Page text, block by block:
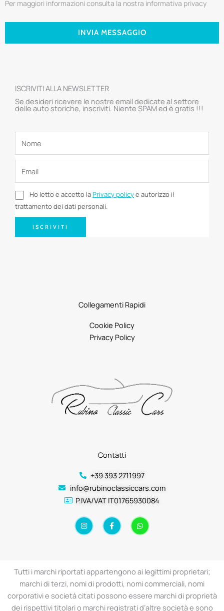
Per maggiori informazioni consulta la nostra informativa privacy
INVIA MESSAGGIO
ISCRIVITI ALLA NEWSLETTER
Se desideri ricevere le nostre email dedicate al settore
delle auto storiche, inscriviti. Niente SPAM ed è gratis !!!
Ho letto e accetto laPrivacy policye autorizzo il
trattamento dei dati personali.
ISCRIVITI
Contatti
+39 393 2711997
info@rubinoclassiccars.com
P.IVA/VAT IT01765930084
I
n
s
a
m
F
a
c
k
-
f
W
h
a
p
Collegamenti Rapidi
Cookie Policy
Privacy Policy
Tutti i marchi riportati appartengono ai legittimi proprietari;
marchi di terzi, nomi di prodotti, nomi commerciali, nomi
corporativi e società citati possono essere marchi di proprietà
dei rispettivi titolari o marchi registrati d’altre società e sono